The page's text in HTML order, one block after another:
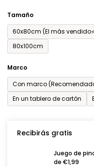
Tamaño
60x80cm (El más
80x100cm
Marco
Con marco
En un tablero de cartón
Recibirás gratis
Juego de
de €1,99